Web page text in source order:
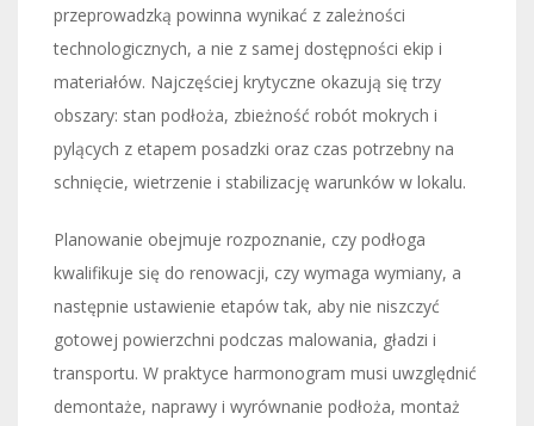
przeprowadzką powinna wynikać z zależności
technologicznych, a nie z samej dostępności ekip i
materiałów. Najczęściej krytyczne okazują się trzy
obszary: stan podłoża, zbieżność robót mokrych i
pylących z etapem posadzki oraz czas potrzebny na
schnięcie, wietrzenie i stabilizację warunków w lokalu.
Planowanie obejmuje rozpoznanie, czy podłoga
kwalifikuje się do renowacji, czy wymaga wymiany, a
następnie ustawienie etapów tak, aby nie niszczyć
gotowej powierzchni podczas malowania, gładzi i
transportu. W praktyce harmonogram musi uwzględnić
demontaże, naprawy i wyrównanie podłoża, montaż